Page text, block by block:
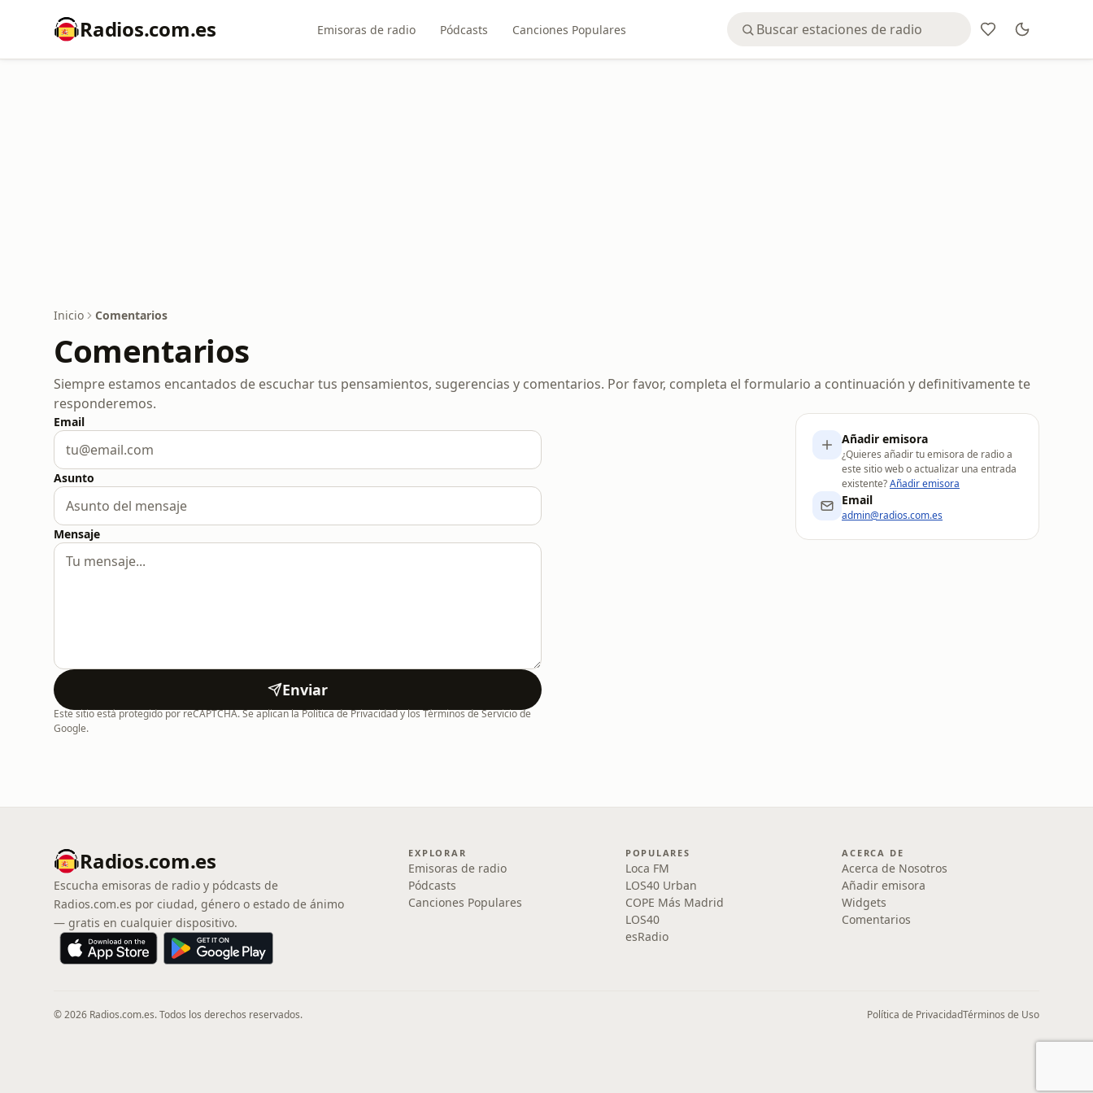
Radios.com.es Emisoras de radio Pódcasts Canciones Populares
Inicio Comentarios
Comentarios
Siempre estamos encantados de escuchar tus pensamientos, sugerencias y comentarios. Por favor, completa el formulario a continuación y definitivamente te
responderemos.
Email
Asunto
Mensaje
Enviar
Este sitio está protegido por reCAPTCHA. Se aplican la Política de Privacidad y los Términos de Servicio de
Google.
Añadir emisora
¿Quieres añadir tu emisora de radio a
este sitio web o actualizar una entrada
existente?Añadir emisora
Email
admin@radios.com.es
Radios.com.es
Escucha emisoras de radio y pódcasts de
Radios.com.es por ciudad, género o estado de ánimo
— gratis en cualquier dispositivo.
EXPLORAR
Emisoras de radio
Pódcasts
Canciones Populares
POPULARES
Loca FM
LOS40 Urban
COPE Más Madrid
LOS40
esRadio
ACERCA DE
Acerca de Nosotros
Añadir emisora
Widgets
Comentarios
© 2026 Radios.com.es. Todos los derechos reservados. Política de PrivacidadTérminos de Uso